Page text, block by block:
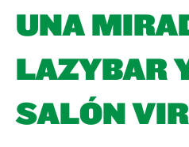
UNA
LAZYBAR
SALÓN